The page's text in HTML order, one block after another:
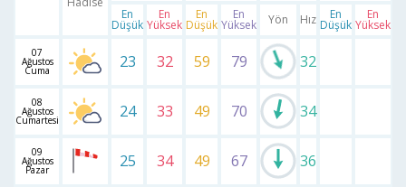
En
Düşük
En
Yüksek
En
Düşük
En
Yüksek Yön Hız En
Düşük
En
Yüksek
07
Ağustos
Cuma 23 32 59 79 32
08
Ağustos
Cumartesi 24 33 49 70 34
09
Ağustos
Pazar 25 34 49 67 36